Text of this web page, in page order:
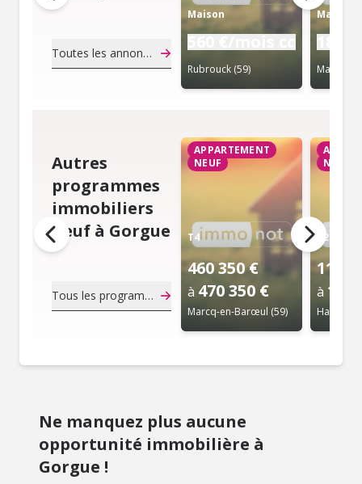
Toutes les annonces de notaire
Maison
Rubrouck (59)
Maison
Maretz
Autres
programmes
immobiliers
neuf à Gorgue
Tous les programmes immobiliers neuf
APPARTEMENT
NEUF
T4
460 350 €
à 470 350 €
Marcq-en-Barœul (59)
NEUF
T2
119
à 145
Ne manquez plus aucune
opportunité immobilière à
Gorgue !